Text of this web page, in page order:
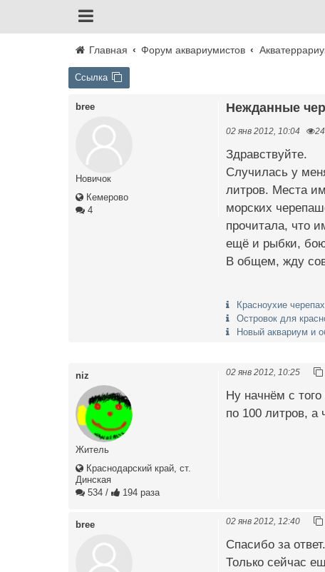
Главная Форум аквариумистов
Ссылка
bree
Новичок
Кемерово
4
Нежданные
02 янв 2012, 10:04
Здравствуйте.
Случилась у
литров. Места
морских
прочитала, что
ещё и рыбки,
В общем, жду
Красноухие
Островок для
Новый аквариум и
niz
Житель
Краснодарский край, ст.
Динская
534 / 194 раза
02 янв 2012, 10:25
Ну начнём с
по 100 литров,
bree 02 янв 2012, 12:40
Спасибо за
Только сейчас